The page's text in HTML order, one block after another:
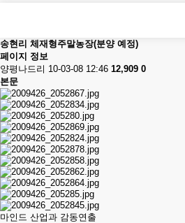
송현리 체재형주말농장(분양 예정)
페이지 정보
양평나드리 10-03-08 12:46 12,909 0
본문
마인드 산업과 감동연출